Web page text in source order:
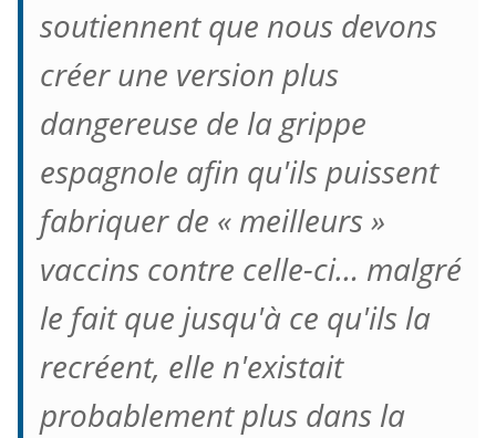
soutiennent que nous devons
créer une version plus
dangereuse de la grippe
espagnole afin qu'ils puissent
fabriquer de « meilleurs »
vaccins contre celle-ci… malgré
le fait que jusqu'à ce qu'ils la
recréent, elle n'existait
probablement plus dans la